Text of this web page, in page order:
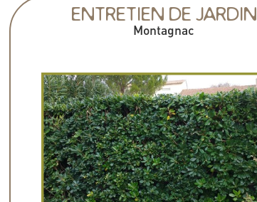
ENTRETIEN DE JARDIN
Montagnac